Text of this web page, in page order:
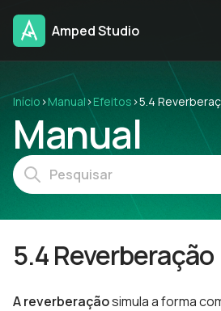
Amped Studio
Início›Manual›Efeitos ›5.4
Manual
5.4 Reverberação
A reverberaçãosimula a forma